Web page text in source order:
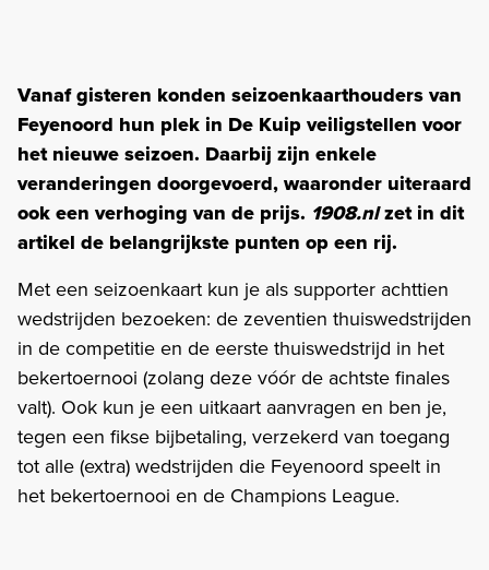
Vanaf gisteren konden seizoenkaarthouders van
Feyenoord hun plek in De Kuip veiligstellen voor
het nieuwe seizoen. Daarbij zijn enkele
veranderingen doorgevoerd, waaronder uiteraard
ook een verhoging van de prijs. 1908.nlzet in dit
artikel de belangrijkste punten op een rij.
Met een seizoenkaart kun je als supporter achttien
wedstrijden bezoeken: de zeventien thuiswedstrijden
in de competitie en de eerste thuiswedstrijd in het
bekertoernooi (zolang deze vóór de achtste finales
valt). Ook kun je een uitkaart aanvragen en ben je,
tegen een fikse bijbetaling, verzekerd van toegang
tot alle (extra) wedstrijden die Feyenoord speelt in
het bekertoernooi en de Champions League.